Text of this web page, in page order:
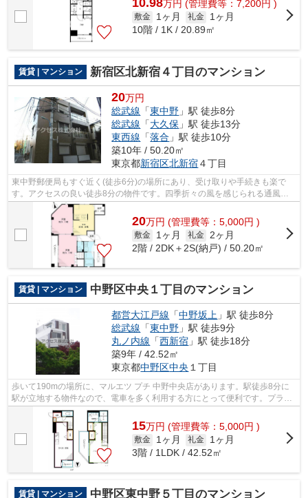
10.98万円 (管理費等：7,200円 )
敷金 1ヶ月 礼金
1ヶ月
10階 / 1K / 20.89㎡
賃貸 | マンション 新宿区北新宿４丁目のマンション
20万円
総武線 「東中野 」駅 徒歩8分
総武線 「大久保 」駅 徒歩13分
東西線 「落合 」駅 徒歩10分
築10年 / 50.20㎡
東京都新宿区北新宿４丁目
東中野郵便局もすぐ近く(徒歩6分)の場所にあり、受け取りや手続きも楽で
す。アクセスの良い徒歩8分の物件です。四季折々の風を感じられる通風良
好な快適の物件です。敷地内にゴミ置き...
20万円 (管理費等：5,000円 )
敷金 1ヶ月 礼金
2ヶ月
2階 / 2DK＋2S(納戸) / 50.20㎡
賃貸 | マンション 中野区中央１丁目のマンション
都営大江戸線 「中野坂上 」駅 徒歩8分
総武線 「東中野 」駅 徒歩9分
丸ノ内線 「西新宿 」駅 徒歩18分
築9年 / 42.52㎡
東京都中野区中央 １丁目
歩いて190mの場所に、マルエツ プチ 中野中央店があります。駅徒歩8分に
駅が立地する物件なので、電車を多く利用する方にとって便利です。プライ
バシーをしっかり守れる、安心安全なマ...
15万円 (管理費等：5,000円 )
敷金 1ヶ月 礼金
1ヶ月
3階 / 1LDK / 42.52㎡
賃貸 | マンション 中野区東中野５丁目のマンション